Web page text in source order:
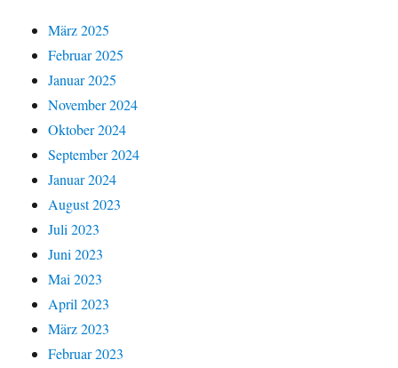
März 2025
Februar 2025
Januar 2025
November 2024
Oktober 2024
September 2024
Januar 2024
August 2023
Juli 2023
Juni 2023
Mai 2023
April 2023
März 2023
Februar 2023